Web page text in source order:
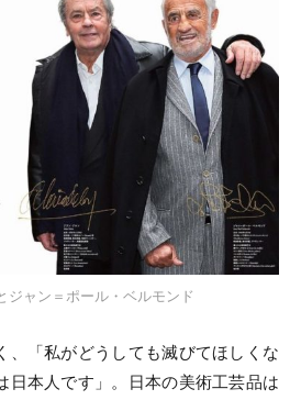
ジャン＝ポール・ベルモンド
、「私がどうしても滅びてほしくな
日本人です」。日本の美術工芸品は